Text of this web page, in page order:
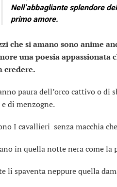
Nell’abbagliante splendore
primo amore.
che si amano sono anime
una poesia appassionata
credere.
paura dell’orco cattivo o di
di menzogne.
I cavallieri senza macchia
in quella notte nera come la
li spaventa neppure quella